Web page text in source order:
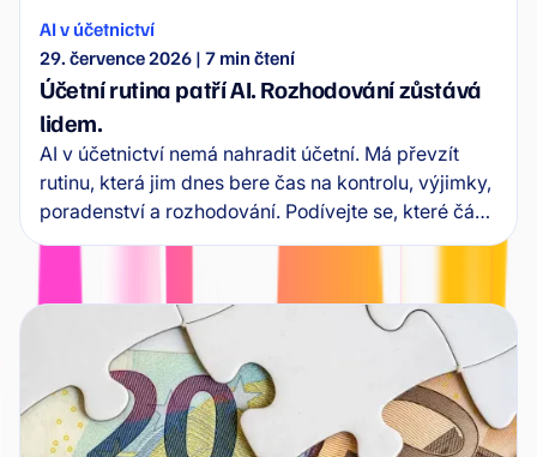
AI v účetnictví
29. července 2026 | 7 min čtení
Účetní rutina patří AI. Rozhodování zůstává
lidem.
AI v účetnictví nemá nahradit účetní. Má převzít
rutinu, která jim dnes bere čas na kontrolu, výjimky,
poradenství a rozhodování. Podívejte se, které části
účetní práce AI převezme jako první.